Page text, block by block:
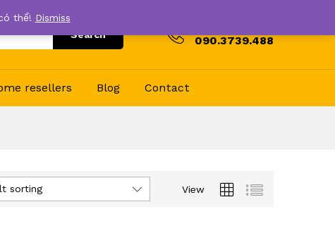
Search 090.3739.488
resellers Blog Contact
View
sorting
thể! Dismiss